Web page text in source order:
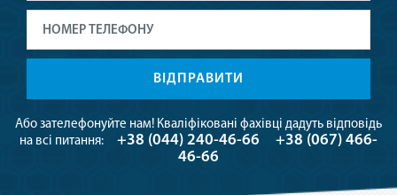
ВІДПРАВИТИ
Або зателефонуйте нам! Кваліфіковані фахівці дадуть відповідь
на всі питання:
+38 (044) 240-46-66
+38 (067) 466-
46-66